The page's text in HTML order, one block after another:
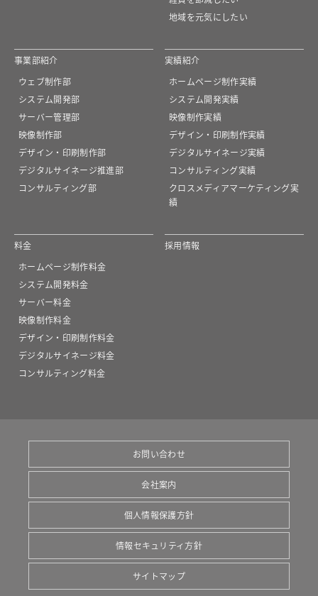
地域を元気にしたい
事業部紹介
ウェブ制作部
システム開発部
サーバー管理部
映像制作部
デザイン・印刷制作部
デジタルサイネージ推進部
コンサルティング部
実績紹介
ホームページ制作実績
システム開発実績
映像制作実績
デザイン・印刷制作実績
デジタルサイネージ実績
コンサルティング実績
クロスメディアマーケティング実
績
料金
ホームページ制作料金
システム開発料金
サーバー料金
映像制作料金
デザイン・印刷制作料金
デジタルサイネージ料金
コンサルティング料金
採用情報
お問い合わせ
会社案内
個人情報保護方針
情報セキュリティ方針
サイトマップ